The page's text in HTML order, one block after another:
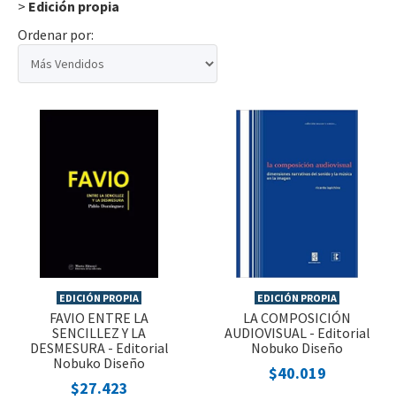
> Edición propia
Ordenar por:
EDICIÓN PROPIA
FAVIO ENTRE LA
SENCILLEZ Y LA
DESMESURA - Editorial
Nobuko Diseño
$27.423
EDICIÓN PROPIA
LA COMPOSICIÓN
AUDIOVISUAL - Editorial
Nobuko Diseño
$40.019